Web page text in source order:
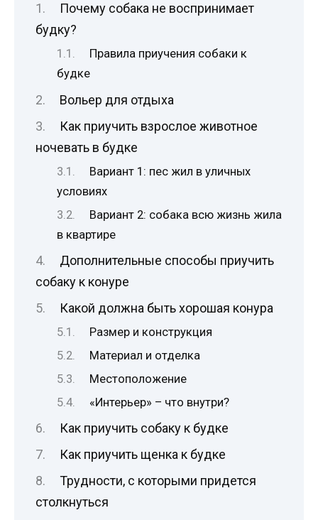
Почему собака не воспринимает
будку?
Правила приучения собаки к
будке
Вольер для отдыха
Как приучить взрослое животное
ночевать в будке
Вариант 1: пес жил в уличных
условиях
Вариант 2: собака всю жизнь жила
в квартире
Дополнительные способы приучить
собаку к конуре
Какой должна быть хорошая конура
Размер и конструкция
Материал и отделка
Местоположение
«Интерьер» – что внутри?
Как приучить собаку к будке
Как приучить щенка к будке
Трудности, с которыми придется
столкнуться